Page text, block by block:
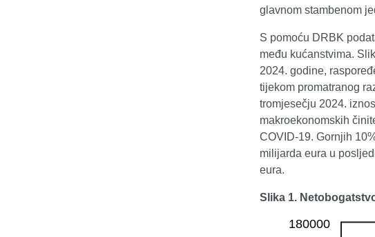
glavnom stambenom
S pomoću DRBK
među kućanstvima.
2024. godine,
tijekom promatranog
tromjesečju 2024.
makroekonomskih
COVID-19. Gornjih
milijarda eura u
eura.
Slika 1.